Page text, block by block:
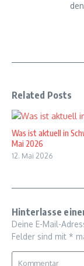
Related Posts
Was ist aktuell in
Mai 2026
12. Mai 2026
Hinterlasse
Deine E-Mail-
Felder sind mit *